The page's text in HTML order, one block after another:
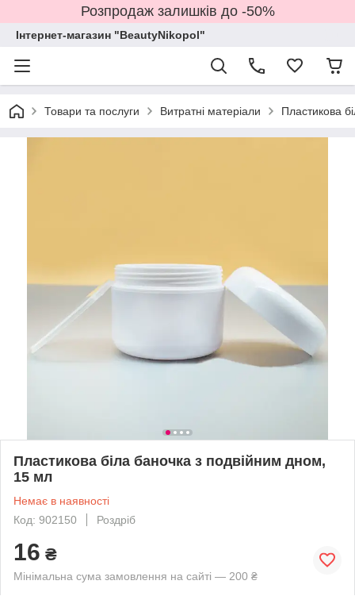
Розпродаж залишків до -50%
Інтернет-магазин "BeautyNikopol"
Товари та послуги Витратні матеріали Пластикова
Пластикова біла баночка з подвійним дном,
15 мл
Немає в наявності
Код: 902150
Роздріб
16 ₴
Мінімальна сума замовлення на сайті — 200 ₴